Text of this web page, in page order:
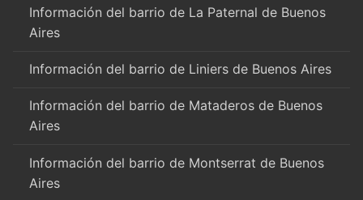
Información del barrio de La Paternal de Buenos
Aires
Información del barrio de Liniers de Buenos Aires
Información del barrio de Mataderos de Buenos
Aires
Información del barrio de Montserrat de Buenos
Aires